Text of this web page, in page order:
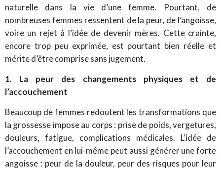
naturelle dans la vie d’une femme. Pourtant, de
nombreuses femmes ressentent de la peur, de l’angoisse,
voire un rejet à l’idée de devenir mères. Cette crainte,
encore trop peu exprimée, est pourtant bien réelle et
mérite d’être comprise sans jugement.
1. La peur des changements physiques et de
l’accouchement
Beaucoup de femmes redoutent les transformations que
la grossesse impose au corps : prise de poids, vergetures,
douleurs, fatigue, complications médicales. L’idée de
l’accouchement en lui-même peut aussi générer une forte
angoisse : peur de la douleur, peur des risques pour leur